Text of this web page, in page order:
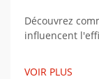
Découvrez
influencent
VOIR PLUS